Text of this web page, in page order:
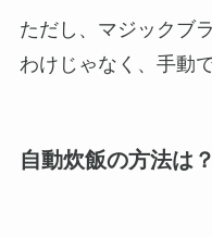
ただし、マジックブ
わけじゃなく、手動
自動炊飯の方法は？